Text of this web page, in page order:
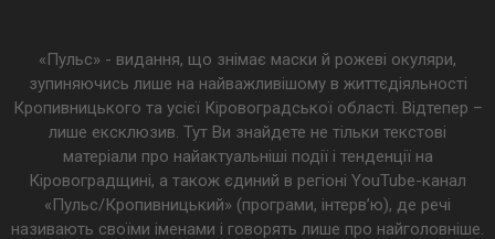
«Пульс» - видання, що знімає маски й рожеві окуляри,
зупиняючись лише на найважливішому в життєдіяльності
Кропивницького та усієї Кіровоградської області. Відтепер –
лише ексклюзив. Тут Ви знайдете не тільки текстові
матеріали про найактуальніші події і тенденції на
Кіровоградщині, а також єдиний в регіоні YouTube-канал
«Пульс/Кропивницький» (програми, інтерв’ю), де речі
називають своїми іменами і говорять лише про найголовніше.